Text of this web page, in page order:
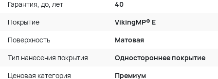
Гарантия, до, лет
40
Покрытие
VikingMP® E
Поверхность
Матовая
Тип нанесения покрытия
Одностороннее покрытие
Ценовая категория
Премиум